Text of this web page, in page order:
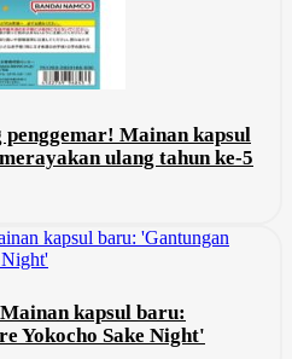
Mainan kapsul
ulang tahun ke-5
kapsul baru:
Yokocho Sake Night'